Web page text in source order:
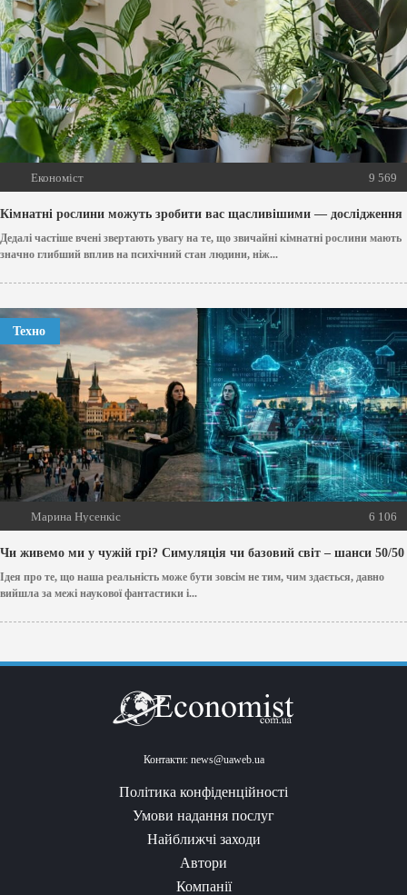
Економіст 9 569
Кімнатні рослини можуть зробити вас щасливішими — дослідження
Дедалі частіше вчені звертають увагу на те, що звичайні кімнатні рослини мають
значно глибший вплив на психічний стан людини, ніж...
Техно
Марина Нусенкіс 6 106
Чи живемо ми у чужій грі? Симуляція чи базовий світ – шанси 50/50
Ідея про те, що наша реальність може бути зовсім не тим, чим здається, давно
вийшла за межі наукової фантастики і...
Контакти: news@uaweb.ua
Політика конфіденційності
Умови надання послуг
Найближчі заходи
Автори
Компанії